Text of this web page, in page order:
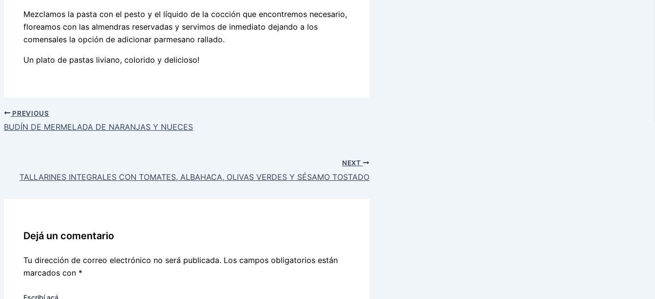
Mezclamos la pasta con el pesto y el líquido de la cocción que encontremos necesario,
floreamos con las almendras reservadas y servimos de inmediato dejando a los
comensales la opción de adicionar parmesano rallado.
Un plato de pastas liviano, colorido y delicioso!
PREVIOUS
BUDÍN DE MERMELADA DE NARANJAS Y NUECES
NEXT
TALLARINES INTEGRALES CON TOMATES, ALBAHACA, OLIVAS VERDES Y SÉSAMO TOSTADO
Dejá un comentario
Tu dirección de correo electrónico no será publicada. Los campos obligatorios están
marcados con *
Escribí acá...